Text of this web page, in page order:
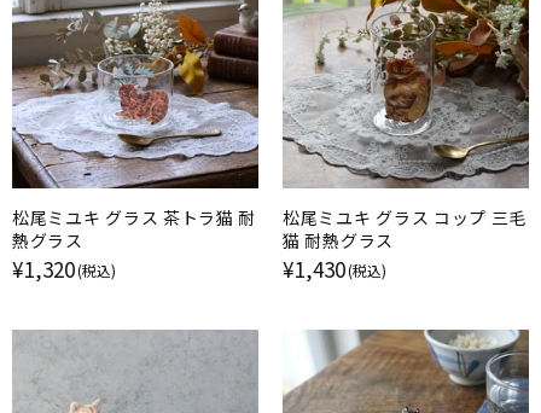
松尾ミユキ グラス 茶トラ猫 耐
熱グラス
¥1,320(税込)
松尾ミユキ グラス コップ 三毛
猫 耐熱グラス
¥1,430(税込)